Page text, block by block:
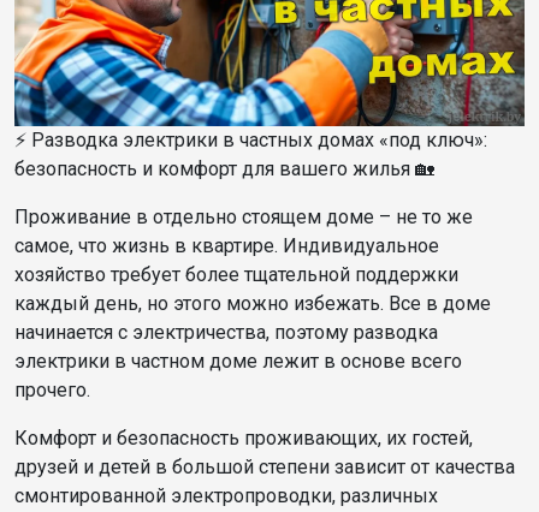
⚡ Разводка электрики в частных домах «под ключ»:
безопасность и комфорт для вашего жилья 🏡
Проживание в отдельно стоящем доме – не то же
самое, что жизнь в квартире. Индивидуальное
хозяйство требует более тщательной поддержки
каждый день, но этого можно избежать. Все в доме
начинается с электричества, поэтому разводка
электрики в частном доме лежит в основе всего
прочего.
Комфорт и безопасность проживающих, их гостей,
друзей и детей в большой степени зависит от качества
смонтированной электропроводки, различных